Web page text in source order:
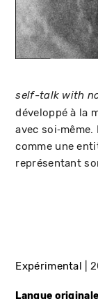
self-talk with
développé à la
avec
comme une
représentant
Expérimental
Langue originale